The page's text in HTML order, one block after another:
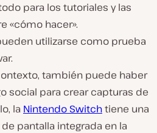
para los tutoriales y las
«cómo hacer».
utilizarse como prueba
también puede haber
social para crear capturas de
la Nintendo Switchtiene una
pantalla integrada en la